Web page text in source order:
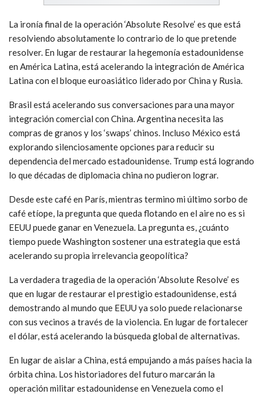
La ironía final de la operación ‘Absolute Resolve’ es que está
resolviendo absolutamente lo contrario de lo que pretende
resolver. En lugar de restaurar la hegemonía estadounidense
en América Latina, está acelerando la integración de América
Latina con el bloque euroasiático liderado por China y Rusia.
Brasil está acelerando sus conversaciones para una mayor
integración comercial con China. Argentina necesita las
compras de granos y los ‘swaps’ chinos. Incluso México está
explorando silenciosamente opciones para reducir su
dependencia del mercado estadounidense. Trump está logrando
lo que décadas de diplomacia china no pudieron lograr.
Desde este café en París, mientras termino mi último sorbo de
café etíope, la pregunta que queda flotando en el aire no es si
EEUU puede ganar en Venezuela. La pregunta es, ¿cuánto
tiempo puede Washington sostener una estrategia que está
acelerando su propia irrelevancia geopolítica?
La verdadera tragedia de la operación ‘Absolute Resolve’ es
que en lugar de restaurar el prestigio estadounidense, está
demostrando al mundo que EEUU ya solo puede relacionarse
con sus vecinos a través de la violencia. En lugar de fortalecer
el dólar, está acelerando la búsqueda global de alternativas.
En lugar de aislar a China, está empujando a más países hacia la
órbita china. Los historiadores del futuro marcarán la
operación militar estadounidense en Venezuela como el